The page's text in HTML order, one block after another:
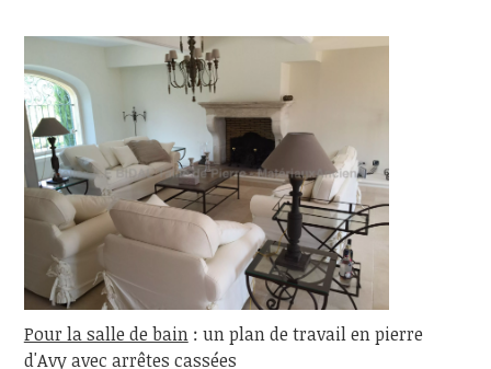
Pour la salle de bain: un plan de travail en pierre
d'Avy avec arrêtes cassées